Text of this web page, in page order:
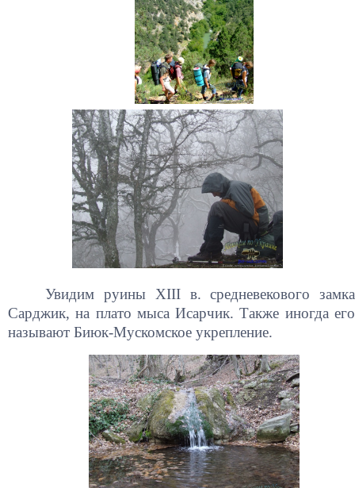
Увидим руины XIII в. средневекового замка
Сарджик, на плато мыса Исарчик. Также иногда его
называют Биюк-Мускомское укрепление.